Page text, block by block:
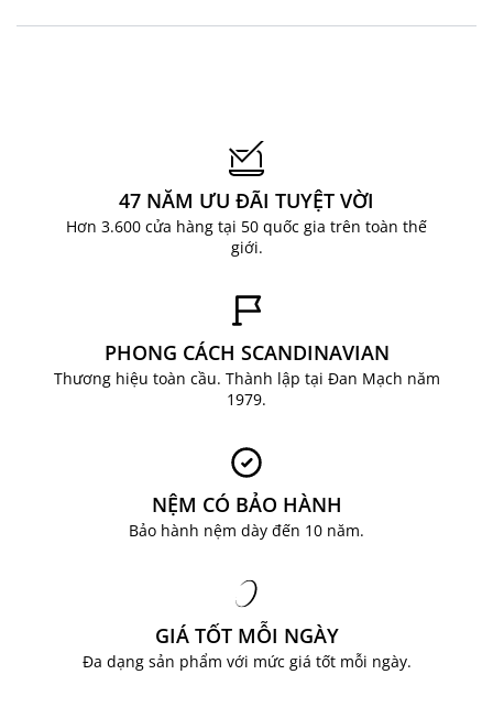
Chất liệu cao cấp, kết cấu chắc chắn, an toàn
- Ghế làm việc, gaming LAMDRUP được cấu tạo
từ kim loại và nhựa PP (Polypropylene) tạo sự
chắc chắn, bền bỉ và thoải mái.
- Vỏ bọc ghế: Chất liệu da PU bền đẹp, bề mặt
bóng, mịn, bảo vệ ghế khỏi những chất lỏng vô
tình làm đổ lên ghế, dễ dàng làm sạch các vết
bụi bẩn chỉ bằng một chiếc khăn mềm. Ngoài ra,
lớp vỏ bọc bằng da PU và lớp mút ôm sát lưng
- Với tải trọng lên đến 110 kg cùng với chân kim
loại cứng cáp, bạn hoàn toàn có thể tin tưởng
vào độ chắc chắn, an toàn của ghế làm việc
47 NĂM ƯU ĐÃI TUYỆT VỜI
Hơn 3.600 cửa hàng tại 50 quốc gia trên toàn thế
giới.
PHONG CÁCH SCANDINAVIAN
Thương hiệu toàn cầu. Thành lập tại Đan Mạch năm
1979.
NỆM CÓ BẢO HÀNH
Bảo hành nệm dày đến 10 năm.
GIÁ TỐT MỖI NGÀY
Đa dạng sản phẩm với mức giá tốt mỗi ngày.